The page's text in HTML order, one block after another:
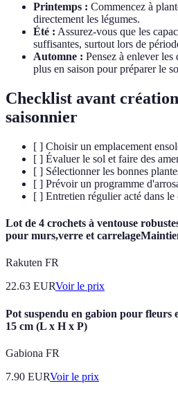
Printemps : Commencez à
directement les légumes.
Été : Assurez-vous que les
suffisantes, surtout lors de
Automne : Pensez à enlever
plus en saison pour préparer le
Checklist avant
saisonnier
[ ] Choisir un emplacement
[ ] Évaluer le sol et faire des
[ ] Sélectionner les bonnes
[ ] Prévoir un programme
[ ] Entretien régulier acté dans le
Lot de 4 crochets à ventouse
pour murs,verre et
Rakuten FR
22.63 EURVoir le prix
Pot suspendu en gabion pour fleurs
15 cm (L x H x P)
Gabiona FR
7.90 EURVoir le prix